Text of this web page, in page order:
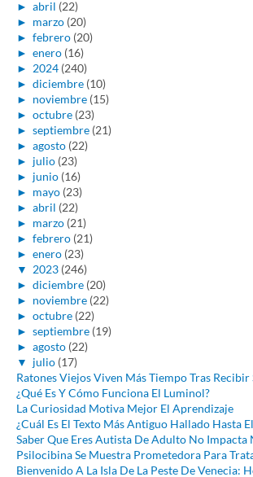
► abril (22)
► marzo (20)
► febrero (20)
► enero (16)
► 2024 (240)
► diciembre (10)
► noviembre (15)
► octubre (23)
► septiembre (21)
► agosto (22)
► julio (23)
► junio (16)
► mayo (23)
► abril (22)
► marzo (21)
► febrero (21)
► enero (23)
▼ 2023 (246)
► diciembre (20)
► noviembre (22)
► octubre (22)
► septiembre (19)
► agosto (22)
▼ julio (17)
Ratones Viejos Viven Más Tiempo Tras Recibir
¿Qué Es Y Cómo Funciona El Luminol?
La Curiosidad Motiva Mejor El Aprendizaje
¿Cuál Es El Texto Más Antiguo Hallado Hasta
Saber Que Eres Autista De Adulto No Impacta
Psilocibina Se Muestra Prometedora Para
Bienvenido A La Isla De La Peste De Venecia: